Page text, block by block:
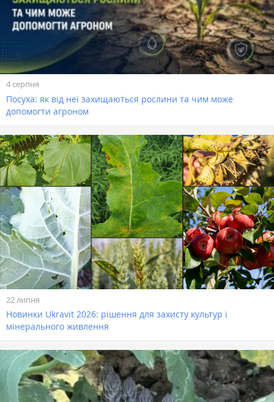
4 серпня
Посуха: як від неї захищаються рослини та чим може
допомогти агроном
22 липня
Новинки Ukravit 2026: рішення для захисту культур і
мінерального живлення